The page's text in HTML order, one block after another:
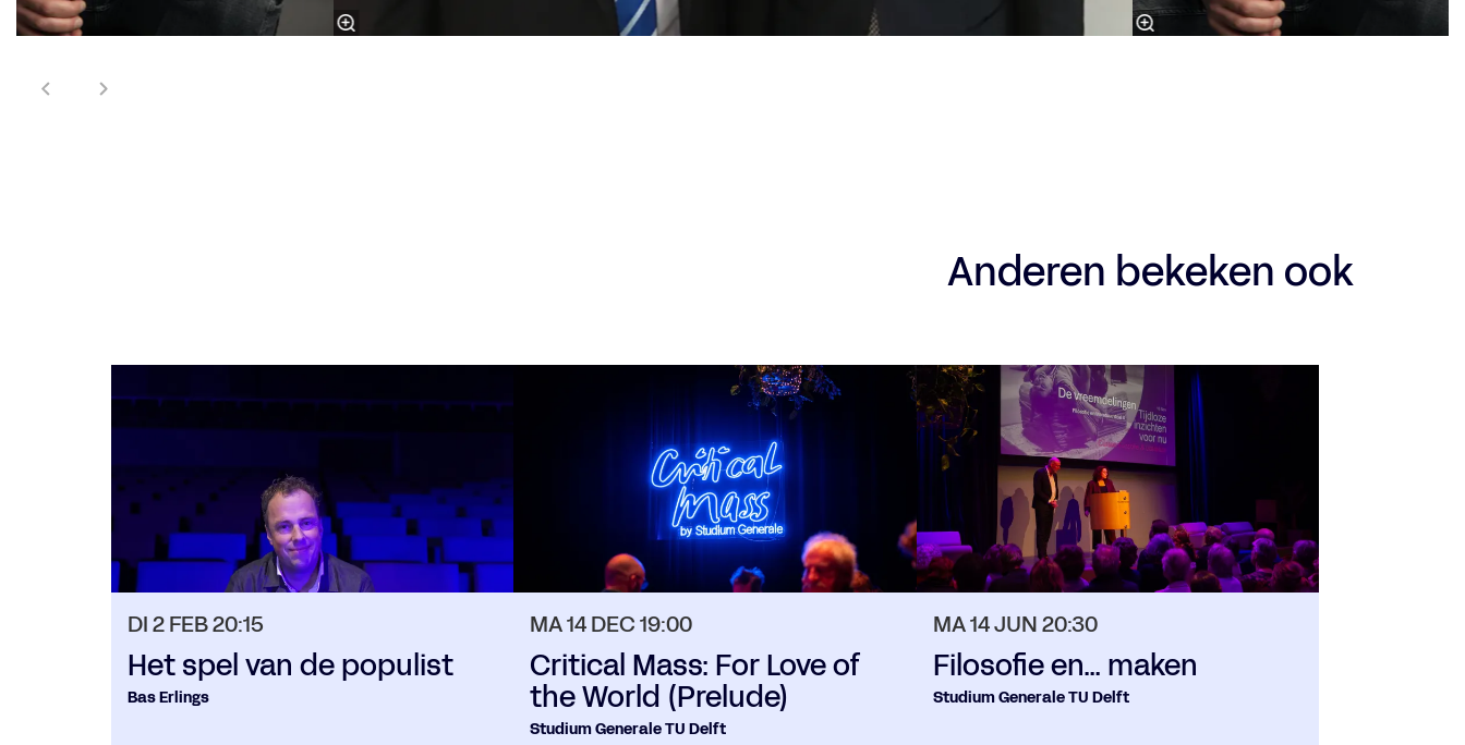
Anderen bekeken ook
Het spel van de populist
Bas Erlings
DI 2 FEB20:15
Critical Mass: For Love of
the World (Prelude)
Studium Generale TU Delft
MA 14 DEC19:00
Filosofie en… maken
Studium Generale TU Delft
MA 14 JUN20:30